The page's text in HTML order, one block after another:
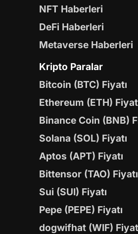
NFT Haberleri
DeFi Haberleri
Metaverse Haberleri
Kripto Paralar
Bitcoin (BTC) Fiyatı
Ethereum (ETH)
Binance Coin (BNB)
Solana (SOL) Fiyatı
Aptos (APT) Fiyatı
Bittensor (TAO) Fiyatı
Sui (SUI) Fiyatı
Pepe (PEPE) Fiyatı
dogwifhat (WIF)